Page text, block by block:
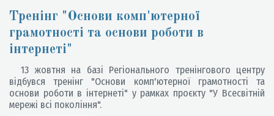
Тренінг "Основи комп'ютерної
грамотності та основи роботи в
інтернеті"
13 жовтня на базі Регіонального тренінгового центру
відбувся тренінг "Основи комп'ютерної грамотності та
основи роботи в інтернеті" у рамках проєкту "У Всесвітній
мережі всі покоління".